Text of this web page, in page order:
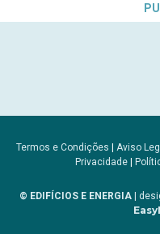
Termos e Condições | Aviso
Privacidade|
© EDIFÍCIOS E ENERGIA |